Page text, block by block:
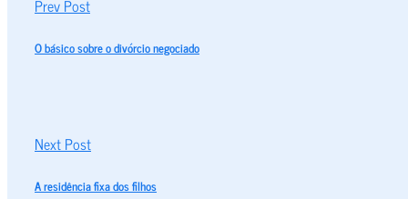
Prev Post
O básico sobre o divórcio negociado
Next Post
A residência fixa dos filhos